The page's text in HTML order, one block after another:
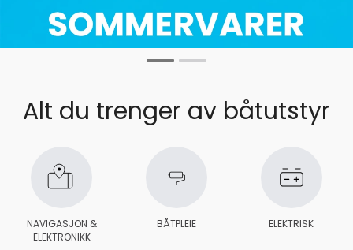
Alt du trenger av båtutstyr
NAVIGASJON &
ELEKTRONIKK
BÅTPLEIE ELEKTRISK